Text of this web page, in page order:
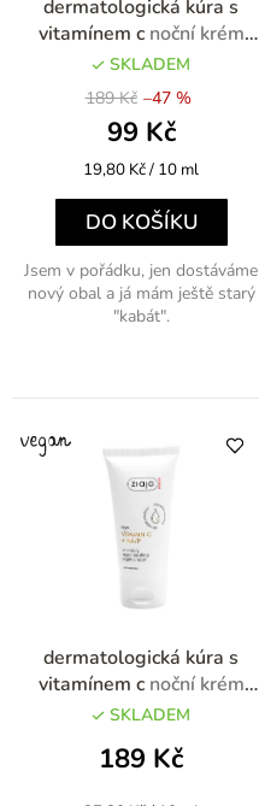
dermatologická kúra s
vitamínem c noční krém
regenerační s vitamínem C
50ml - výprodej
SKLADEM
189 Kč
99 Kč
–47 %
Měrná
19,80 Kč / 10 ml
DO KOŠÍKU
Jsem v pořádku, jen dostáváme
nový obal a já mám ještě starý
"kabát".
dermatologická kúra s
vitamínem c noční krém
regenerační s vitamínem C
SKLADEM
189 Kč